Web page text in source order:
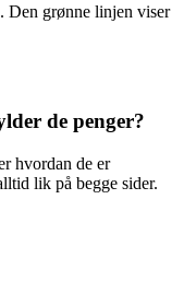
Den grønne linjen viser
de penger?
hvordan de er
lik på begge sider.